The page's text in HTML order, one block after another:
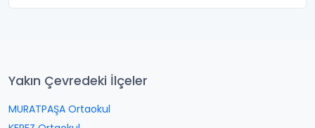
Yakın Çevredeki İlçeler
MURATPAŞA Ortaokul